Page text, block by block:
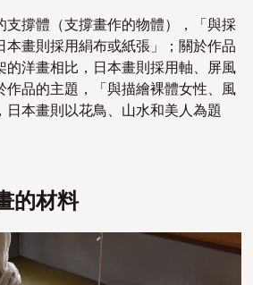
支撐體（支撐畫作的物體），「與採
本畫則採用絹布或紙張」；關於作品
的洋畫相比，日本畫則採用軸、屏風
作品的主題，「與描繪裸體女性、風
日本畫則以花鳥、山水和美人為題
的材料